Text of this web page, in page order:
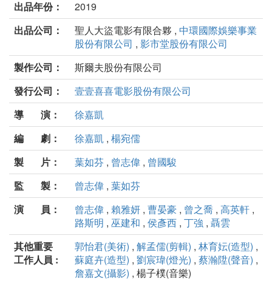
出品年份：
2019
出品公司：
聖人大盜電影有限合夥 , 中環國際娛樂事業
股份有限公司 , 影市堂股份有限公司
製作公司：
斯爾夫股份有限公司
發行公司：
壹壹喜喜電影股份有限公司
導 演：
徐嘉凱
編 劇：
徐嘉凱 , 楊宛儒
製 片：
葉如芬 , 曾志偉 , 曾國駿
監 製：
曾志偉 , 葉如芬
演 員：
曾志偉 , 賴雅妍 , 曹晏豪 , 曾之喬 , 高英軒 ,
路斯明 , 巫建和 , 侯彥西 , 丁強 , 聶雲
其他重要
工作人員 :
郭怡君(美術) , 解孟儒(剪輯) , 林育妘(造型) ,
蘇庭卉(造型) , 劉宸瑋(燈光) , 蔡瀚陞(聲音) ,
詹嘉文(攝影) , 楊子樸(音樂)